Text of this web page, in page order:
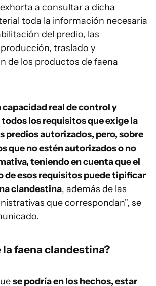
a consultar a dicha
toda la información necesaria
del predio, las
traslado y
de los productos de faena
capacidad real de control y
los requisitos que exige la
predios autorizados, pero, sobre
que no estén autorizados o no
teniendo en cuenta que el
esos requisitos puede tipificar
clandestina, además de las
que correspondan", se
faena clandestina?
se podría en los hechos, estar